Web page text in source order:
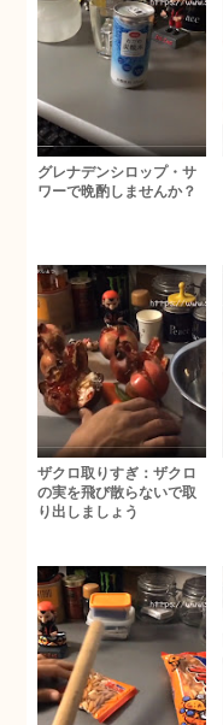
グレナデンシロップ・サ
ワーで晩酌しませんか？
ザクロ取りすぎ：ザクロ
の実を飛び散らないで取
り出しましょう